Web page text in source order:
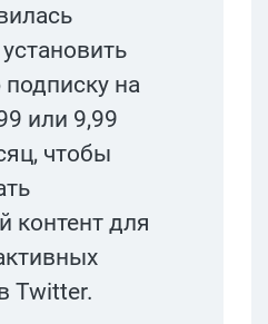
на
или 9,99
чтобы
контент для
Twitter.